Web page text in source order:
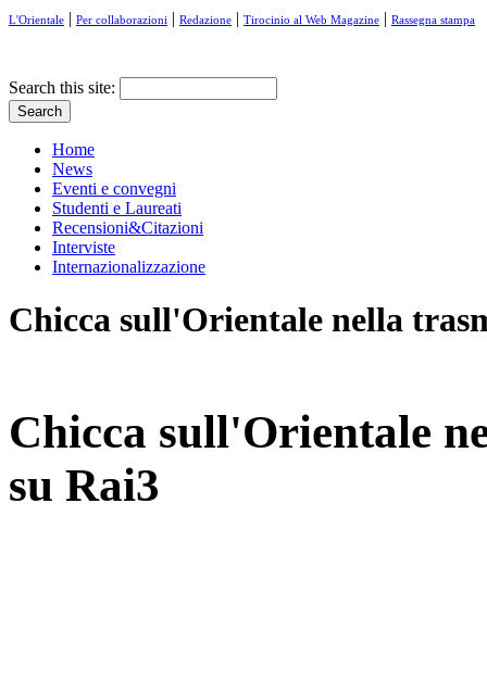
L'Orientale | Per collaborazioni | Redazione | Tirocinio al Web Magazine | Rassegna stampa
Search this site:
Home
News
Eventi e convegni
Studenti e Laureati
Recensioni&Citazioni
Interviste
Internazionalizzazione
Chicca sull'Orientale nella
Chicca sull'Orientale
su Rai3